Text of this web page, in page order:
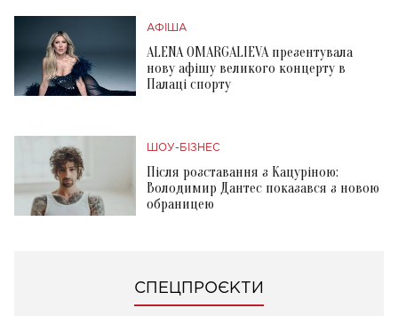
АФІША
ALENA OMARGALIEVA презентувала
нову афішу великого концерту в
Палаці спорту
ШОУ-БІЗНЕС
Після розставання з Кацуріною:
Володимир Дантес показався з новою
обраницею
СПЕЦПРОЄКТИ